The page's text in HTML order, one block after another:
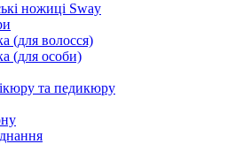
ножиці Sway
(для волосся)
(для особи)
та педикюру